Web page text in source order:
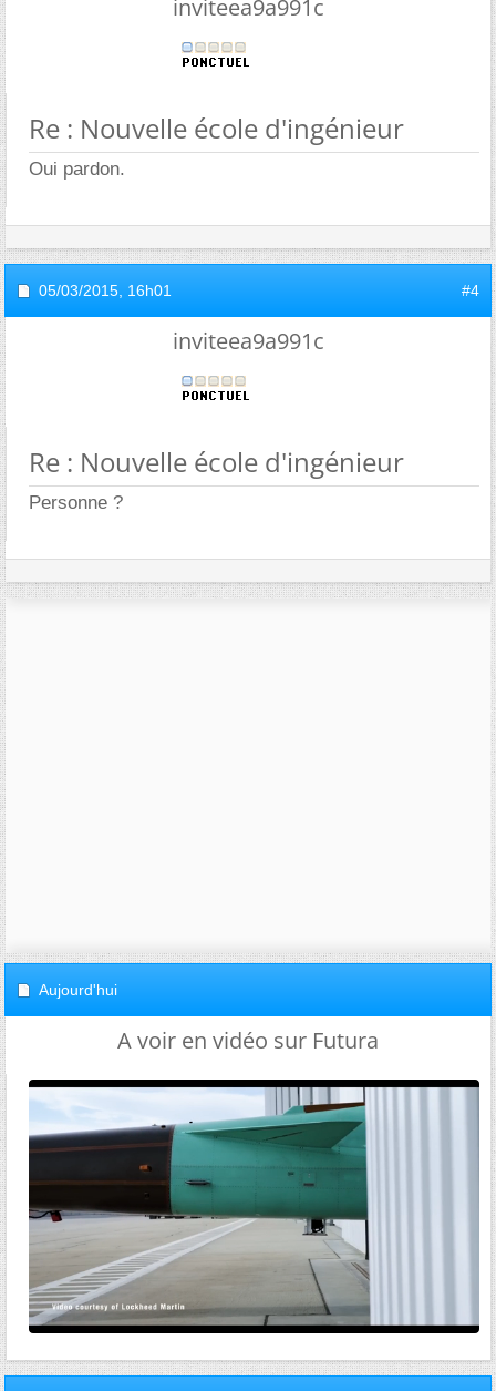
inviteea9a991c
Re : Nouvelle école d'ingénieur
Oui pardon.
05/03/2015, 16h01 #4
inviteea9a991c
Re : Nouvelle école d'ingénieur
Personne ?
Aujourd'hui
A voir en vidéo sur Futura